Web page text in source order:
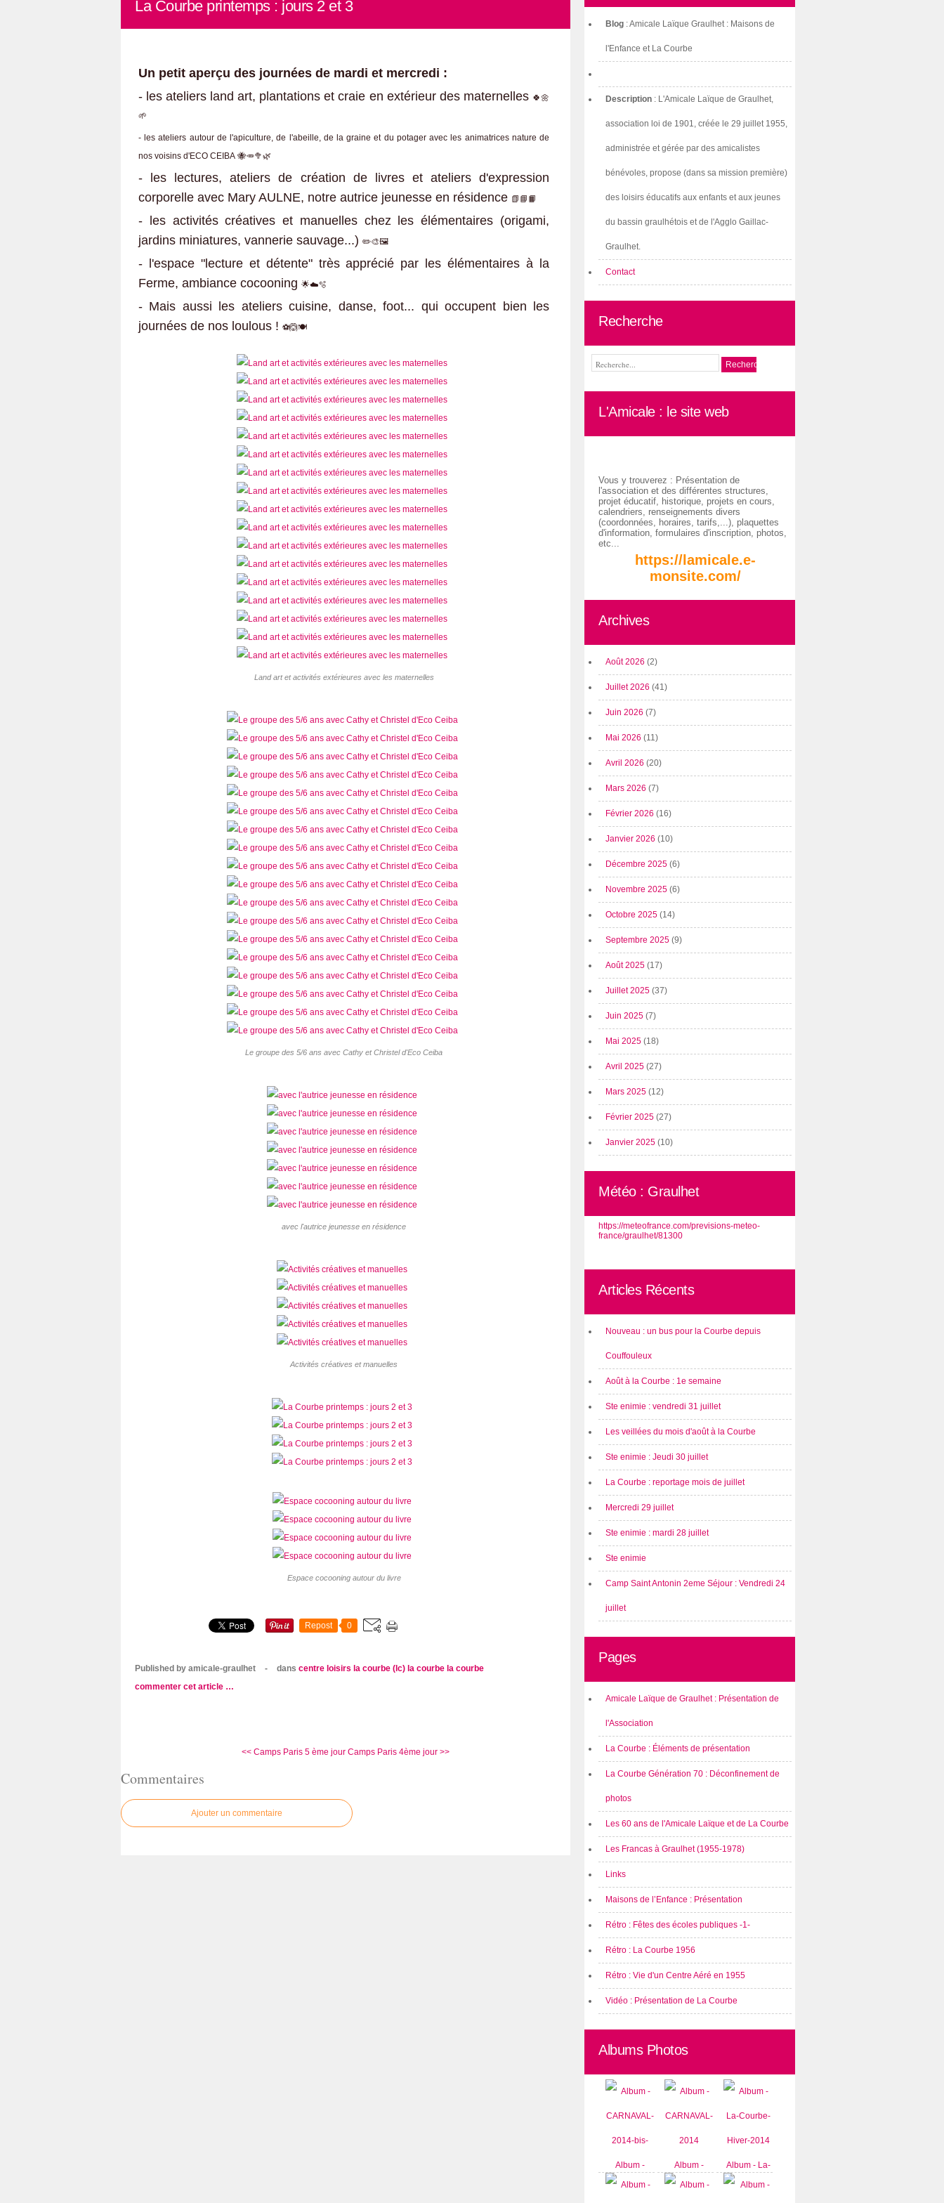
La Courbe printemps : jours 2 et 3
Un petit aperçu des journées de mardi et mercredi :
- les ateliers land art, plantations et craie en extérieur des maternelles 🍀​🌼​
🌱​
- les ateliers autour de l'apiculture, de l'abeille, de la graine et du potager avec les animatrices nature de
nos voisins d'ECO CEIBA 🐝​🥕​🥦​🌿
- les lectures, ateliers de création de livres et ateliers d'expression
corporelle avec Mary AULNE, notre autrice jeunesse en résidence 📗​📘​📙​
- les activités créatives et manuelles chez les élémentaires (origami,
jardins miniatures, vannerie sauvage...) ✏️​🎨​🖼️​
- l'espace "lecture et détente" très apprécié par les élémentaires à la
Ferme, ambiance cocooning 🌟​​☁️​🫧​
- Mais aussi les ateliers cuisine, danse, foot... qui occupent bien les
journées de nos loulous ! ⚽​🙆​🍽️​
Land art et activités extérieures avec les maternelles
Le groupe des 5/6 ans avec Cathy et Christel d'Eco Ceiba
avec l'autrice jeunesse en résidence
Activités créatives et manuelles
Espace cocooning autour du livre
Repost 0
Published by amicale-graulhet - dans centre loisirs la courbe (lc) la courbe la courbe
commenter cet article …
<< Camps Paris 5 ème jour Camps Paris 4ème jour >>
Commentaires
Ajouter un commentaire
Blog : Amicale Laïque Graulhet : Maisons de
l'Enfance et La Courbe
Description : L'Amicale Laïque de Graulhet,
association loi de 1901, créée le 29 juillet 1955,
administrée et gérée par des amicalistes
bénévoles, propose (dans sa mission première)
des loisirs éducatifs aux enfants et aux jeunes
du bassin graulhétois et de l'Agglo Gaillac-
Graulhet.
Contact
Recherche
L'Amicale : le site web
Vous y trouverez : Présentation de
l'association et des différentes structures,
projet éducatif, historique, projets en cours,
calendriers, renseignements divers
(coordonnées, horaires, tarifs,...), plaquettes
d'information, formulaires d'inscription, photos,
etc...
https://lamicale.e-
monsite.com/
Archives
Août 2026 (2)
Juillet 2026 (41)
Juin 2026 (7)
Mai 2026 (11)
Avril 2026 (20)
Mars 2026 (7)
Février 2026 (16)
Janvier 2026 (10)
Décembre 2025 (6)
Novembre 2025 (6)
Octobre 2025 (14)
Septembre 2025 (9)
Août 2025 (17)
Juillet 2025 (37)
Juin 2025 (7)
Mai 2025 (18)
Avril 2025 (27)
Mars 2025 (12)
Février 2025 (27)
Janvier 2025 (10)
Météo : Graulhet
https://meteofrance.com/previsions-meteo-
france/graulhet/81300
Articles Récents
Nouveau : un bus pour la Courbe depuis
Couffouleux
Août à la Courbe : 1e semaine
Ste enimie : vendredi 31 juillet
Les veillées du mois d'août à la Courbe
Ste enimie : Jeudi 30 juillet
La Courbe : reportage mois de juillet
Mercredi 29 juillet
Ste enimie : mardi 28 juillet
Ste enimie
Camp Saint Antonin 2eme Séjour : Vendredi 24
juillet
Pages
Amicale Laïque de Graulhet : Présentation de
l'Association
La Courbe : Éléments de présentation
La Courbe Génération 70 : Déconfinement de
photos
Les 60 ans de l'Amicale Laïque et de La Courbe
Les Francas à Graulhet (1955-1978)
Links
Maisons de l’Enfance : Présentation
Rétro : Fêtes des écoles publiques -1-
Rétro : La Courbe 1956
Rétro : Vie d'un Centre Aéré en 1955
Vidéo : Présentation de La Courbe
Albums Photos
Album -
CARNAVAL-
Album -
CARNAVAL-
Album - La-
Courbe-